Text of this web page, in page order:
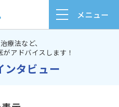
メニュー
療法など、
アドバイスします！
ンタビュー